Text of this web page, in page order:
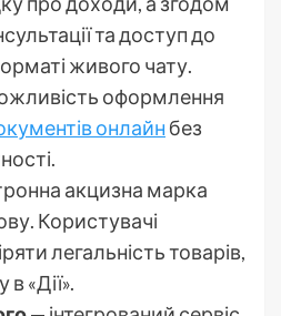
та доступ до
живого чату.
оформлення
онлайн без
акцизна марка
Користувачі
легальність товарів,
«Дії».